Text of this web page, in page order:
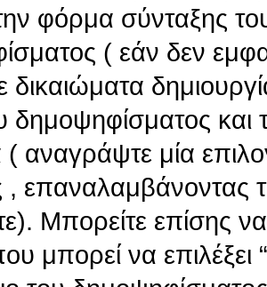
φόρμα σύνταξης
( εάν δεν
δικαιώματα
δημοψηφίσματος και
αναγράψτε μία
, επαναλαμβάνοντας
Μπορείτε επίσης
μπορεί να επιλέξει